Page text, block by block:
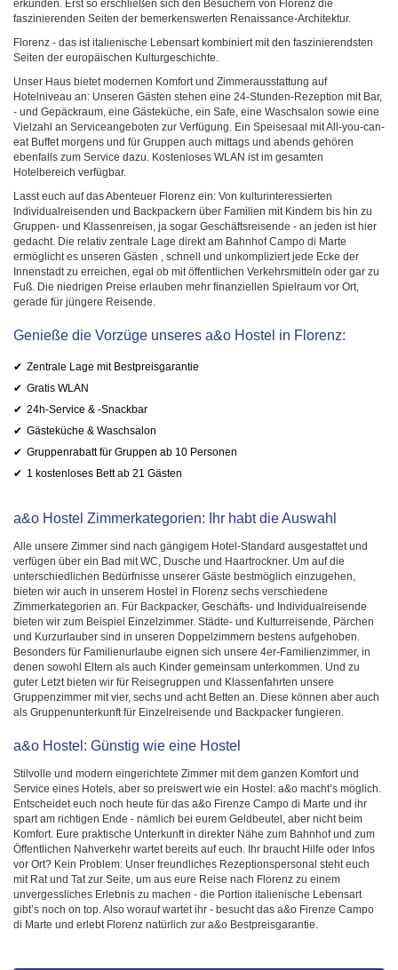
erkunden. Erst so erschließen sich den Besuchern von Florenz die
faszinierenden Seiten der bemerkenswerten Renaissance-Architektur.
Florenz - das ist italienische Lebensart kombiniert mit den faszinierendsten
Seiten der europäischen Kulturgeschichte.
Unser Haus bietet modernen Komfort und Zimmerausstattung auf
Hotelniveau an: Unseren Gästen stehen eine 24-Stunden-Rezeption mit Bar,
- und Gepäckraum, eine Gästeküche, ein Safe, eine Waschsalon sowie eine
Vielzahl an Serviceangeboten zur Verfügung. Ein Speisesaal mit All-you-can-
eat Buffet morgens und für Gruppen auch mittags und abends gehören
ebenfalls zum Service dazu. Kostenloses WLAN ist im gesamten
Hotelbereich verfügbar.
Lasst euch auf das Abenteuer Florenz ein: Von kulturinteressierten
Individualreisenden und Backpackern über Familien mit Kindern bis hin zu
Gruppen- und Klassenreisen, ja sogar Geschäftsreisende - an jeden ist hier
gedacht. Die relativ zentrale Lage direkt am Bahnhof Campo di Marte
ermöglicht es unseren Gästen , schnell und unkompliziert jede Ecke der
Innenstadt zu erreichen, egal ob mit öffentlichen Verkehrsmitteln oder gar zu
Fuß. Die niedrigen Preise erlauben mehr finanziellen Spielraum vor Ort,
gerade für jüngere Reisende.
Genieße die Vorzüge unseres a&o Hostel in Florenz:
Zentrale Lage mit Bestpreisgarantie
Gratis WLAN
24h-Service & -Snackbar
Gästeküche & Waschsalon
Gruppenrabatt für Gruppen ab 10 Personen
1 kostenloses Bett ab 21 Gästen
a&o Hostel Zimmerkategorien: Ihr habt die Auswahl
Alle unsere Zimmer sind nach gängigem Hotel-Standard ausgestattet und
verfügen über ein Bad mit WC, Dusche und Haartrockner. Um auf die
unterschiedlichen Bedürfnisse unserer Gäste bestmöglich einzugehen,
bieten wir auch in unserem Hostel in Florenz sechs verschiedene
Zimmerkategorien an. Für Backpacker, Geschäfts- und Individualreisende
bieten wir zum Beispiel Einzelzimmer. Städte- und Kulturreisende, Pärchen
und Kurzurlauber sind in unseren Doppelzimmern bestens aufgehoben.
Besonders für Familienurlaube eignen sich unsere 4er-Familienzimmer, in
denen sowohl Eltern als auch Kinder gemeinsam unterkommen. Und zu
guter Letzt bieten wir für Reisegruppen und Klassenfahrten unsere
Gruppenzimmer mit vier, sechs und acht Betten an. Diese können aber auch
als Gruppenunterkunft für Einzelreisende und Backpacker fungieren.
a&o Hostel: Günstig wie eine Hostel
Stilvolle und modern eingerichtete Zimmer mit dem ganzen Komfort und
Service eines Hotels, aber so preiswert wie ein Hostel: a&o macht’s möglich.
Entscheidet euch noch heute für das a&o Firenze Campo di Marte und ihr
spart am richtigen Ende - nämlich bei eurem Geldbeutel, aber nicht beim
Komfort. Eure praktische Unterkunft in direkter Nähe zum Bahnhof und zum
Öffentlichen Nahverkehr wartet bereits auf euch. Ihr braucht Hilfe oder Infos
vor Ort? Kein Problem: Unser freundliches Rezeptionspersonal steht euch
mit Rat und Tat zur Seite, um aus eure Reise nach Florenz zu einem
unvergessliches Erlebnis zu machen - die Portion italienische Lebensart
gibt’s noch on top. Also worauf wartet ihr - besucht das a&o Firenze Campo
di Marte und erlebt Florenz natürlich zur a&o Bestpreisgarantie.